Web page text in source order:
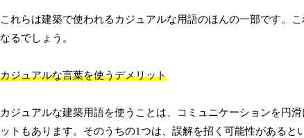
これらは建築で使われるカジュアルな用語のほんの一部です。
なるでしょう。
カジュアルな言葉を使うデメリット
カジュアルな建築用語を使うことは、コミュニケーションを円
ットもあります。そのうちの1つは、誤解を招く可能性がある